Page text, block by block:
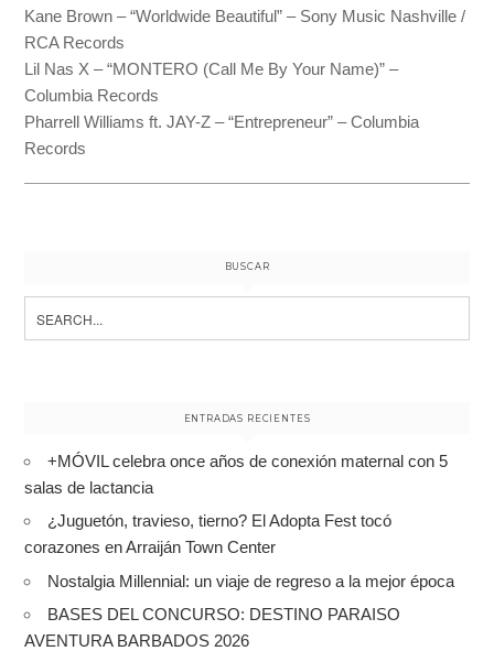
Kane Brown – “Worldwide Beautiful” – Sony Music Nashville /
RCA Records
Lil Nas X – “MONTERO (Call Me By Your Name)” –
Columbia Records
Pharrell Williams ft. JAY-Z – “Entrepreneur” – Columbia
Records
BUSCAR
ENTRADAS RECIENTES
+MÓVIL celebra once años de conexión maternal con 5
salas de lactancia
¿Juguetón, travieso, tierno? El Adopta Fest tocó
corazones en Arraiján Town Center
Nostalgia Millennial: un viaje de regreso a la mejor época
BASES DEL CONCURSO: DESTINO PARAISO
AVENTURA BARBADOS 2026